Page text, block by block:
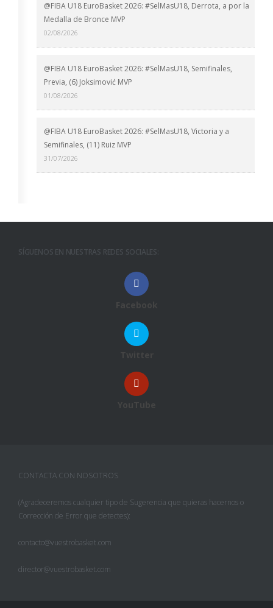
@FIBA U18 EuroBasket 2026: #SelMasU18, Derrota, a por la
Medalla de Bronce MVP
02/08/2026
@FIBA U18 EuroBasket 2026: #SelMasU18, Semifinales,
Previa, (6) Joksimović MVP
01/08/2026
@FIBA U18 EuroBasket 2026: #SelMasU18, Victoria y a
Semifinales, (11) Ruiz MVP
31/07/2026
SÍGUENOS EN NUESTRAS REDES SOCIALES:
Facebook
Twitter
YouTube
CONTACTA CON NOSOTROS
(Agradeceremos cualquier tipo de Sugerencia que quieras hacernos o
Corrección de Error que detectes):
contacto@vuestrobasket.com
director@vuestrobasket.com